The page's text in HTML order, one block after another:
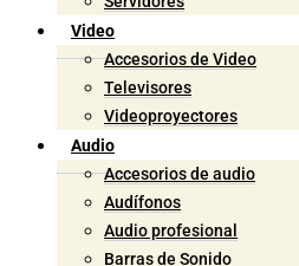
Video
Accesorios de Video
Televisores
Videoproyectores
Audio
Accesorios de audio
Audífonos
Audio profesional
Barras de Sonido